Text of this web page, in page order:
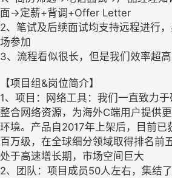
面→定薪+背调+Offer Letter
2、笔试及后续面试均支持远程进行
场参加
3、流程看似很长，但是我们效率超高
【项目组&岗位简介】
1、项目：网络工具：我们一直致力
整合网络资源，为海外C端用户提供
环境。产品自2017年上架后，目前已
百万级，在全球细分领域取得排名前
处于高速增长期，市场空间巨大
2、团队：项目成员50人左右，集结